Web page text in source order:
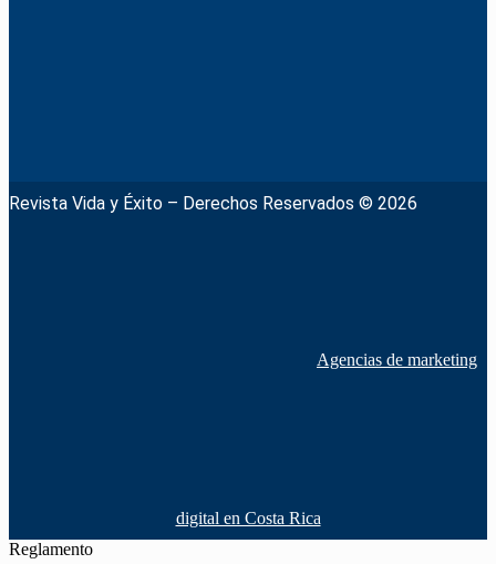
Revista Vida y Éxito – Derechos Reservados © 2026
Agencias de marketing
digital en Costa Rica
Reglamento